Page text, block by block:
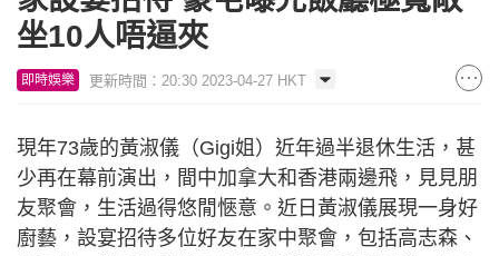
坐10人唔逼夾
即時娛樂 更新時間：20:30 2023-04-27 HKT
現年73歲的黃淑儀（Gigi姐）近年過半退休生活，甚
少再在幕前演出，間中加拿大和香港兩邊飛，見見朋
友聚會，生活過得悠閒愜意。近日黃淑儀展現一身好
廚藝，設宴招待多位好友在家中聚會，包括高志森、